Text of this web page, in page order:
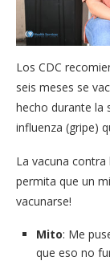
Los CDC
seis meses se
hecho durante la
influenza (gripe)
La vacuna contra
permita que un
vacunarse!
Mito: Me
que eso no